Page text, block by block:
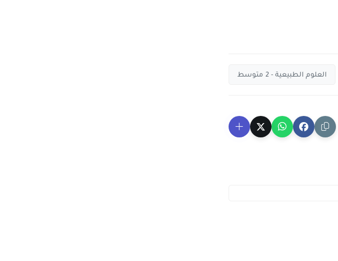
العلوم الطبيعية - 2 متوسط